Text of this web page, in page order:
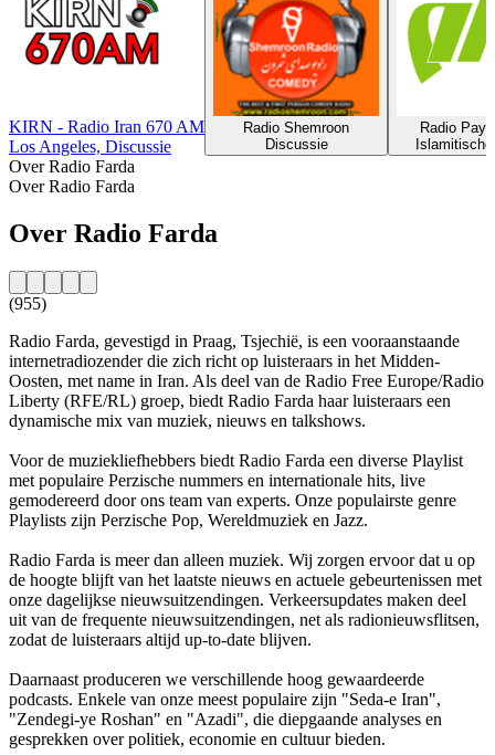
KIRN - Radio Iran 670 AM
Los Angeles, Discussie
Radio Shemroon
Discussie
Radio
Over Radio Farda
Over Radio Farda
Over Radio Farda
(955)
Radio Farda, gevestigd in Praag, Tsjechië, is een vooraanstaande
internetradiozender die zich richt op luisteraars in het Midden-
Oosten, met name in Iran. Als deel van de Radio Free Europe/Radio
Liberty (RFE/RL) groep, biedt Radio Farda haar luisteraars een
dynamische mix van muziek, nieuws en talkshows.
Voor de muziekliefhebbers biedt Radio Farda een diverse Playlist
met populaire Perzische nummers en internationale hits, live
gemodereerd door ons team van experts. Onze populairste genre
Playlists zijn Perzische Pop, Wereldmuziek en Jazz.
Radio Farda is meer dan alleen muziek. Wij zorgen ervoor dat u op
de hoogte blijft van het laatste nieuws en actuele gebeurtenissen met
onze dagelijkse nieuwsuitzendingen. Verkeersupdates maken deel
uit van de frequente nieuwsuitzendingen, net als radionieuwsflitsen,
zodat de luisteraars altijd up-to-date blijven.
Daarnaast produceren we verschillende hoog gewaardeerde
podcasts. Enkele van onze meest populaire zijn "Seda-e Iran",
"Zendegi-ye Roshan" en "Azadi", die diepgaande analyses en
gesprekken over politiek, economie en cultuur bieden.